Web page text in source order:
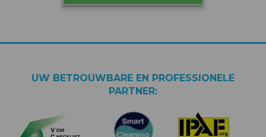
UW BETROUWBARE EN PROFESSIONELE
PARTNER: